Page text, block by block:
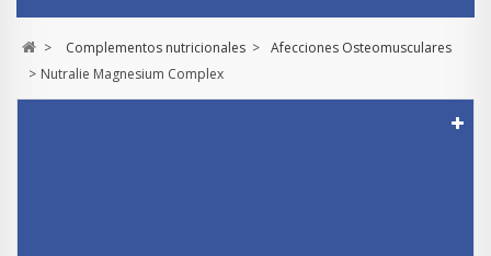
> Complementos nutricionales > Afecciones Osteomusculares
> Nutralie Magnesium Complex